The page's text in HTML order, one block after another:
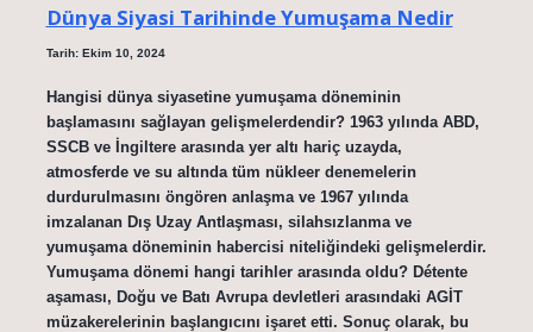
Dünya Siyasi Tarihinde Yumuşama Nedir
Tarih: Ekim 10, 2024
Hangisi dünya siyasetine yumuşama döneminin
başlamasını sağlayan gelişmelerdendir? 1963 yılında ABD,
SSCB ve İngiltere arasında yer altı hariç uzayda,
atmosferde ve su altında tüm nükleer denemelerin
durdurulmasını öngören anlaşma ve 1967 yılında
imzalanan Dış Uzay Antlaşması, silahsızlanma ve
yumuşama döneminin habercisi niteliğindeki gelişmelerdir.
Yumuşama dönemi hangi tarihler arasında oldu? Détente
aşaması, Doğu ve Batı Avrupa devletleri arasındaki AGİT
müzakerelerinin başlangıcını işaret etti. Sonuç olarak, bu